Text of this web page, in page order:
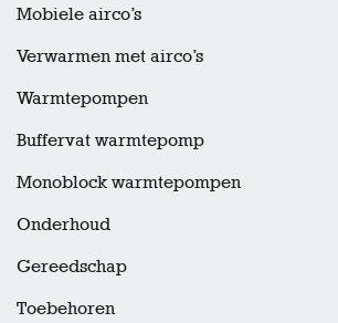
Mobiele airco’s
Verwarmen met airco’s
Warmtepompen
Buffervat warmtepomp
Monoblock warmtepompen
Onderhoud
Gereedschap
Toebehoren